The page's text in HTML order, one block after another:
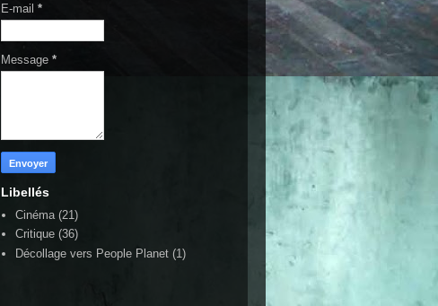
E-mail *
Message *
Libellés
Cinéma (21)
Critique (36)
Décollage vers People Planet (1)